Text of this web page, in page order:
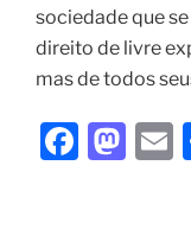
sociedade que
direito de livre
mas de todos
F
M